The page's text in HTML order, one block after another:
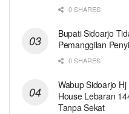
0 SHARES
Bupati Sidoarjo
Pemanggilan
0 SHARES
Wabup Sidoarjo
House Lebaran
Tanpa Sekat